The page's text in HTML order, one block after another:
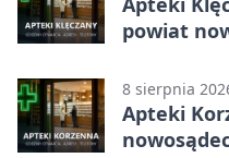
powiat
8 sierpnia
Apteki